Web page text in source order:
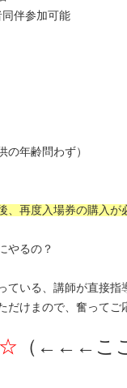
伴参加可能
年齢問わず）
、 再度入場券の購入が
やるの？
ている、講師が直接指
だけまので、奮ってご
☆ （←←←こ